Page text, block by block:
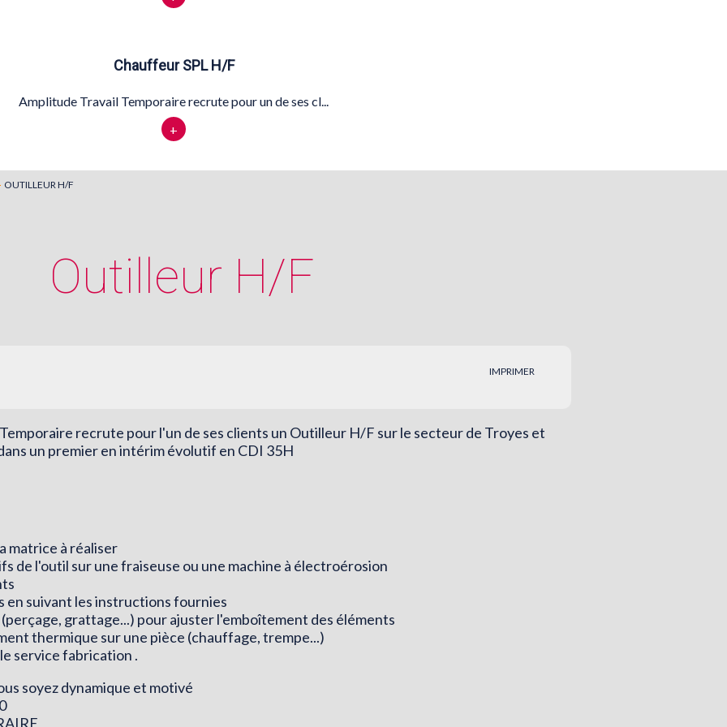
Chauffeur SPL H/F
Amplitude Travail Temporaire recrute pour un de ses cl...
+
OUTILLEUR H/F
Outilleur H/F
IMPRIMER
recrute pour l'un de ses clients un Outilleur H/F sur le secteur de Troyes et
un premier en intérim évolutif en CDI 35H
matrice à réaliser
de l'outil sur une fraiseuse ou une machine à électroérosion
en suivant les instructions fournies
grattage...) pour ajuster l'emboîtement des éléments
thermique sur une pièce (chauffage, trempe...)
service fabrication .
soyez dynamique et motivé